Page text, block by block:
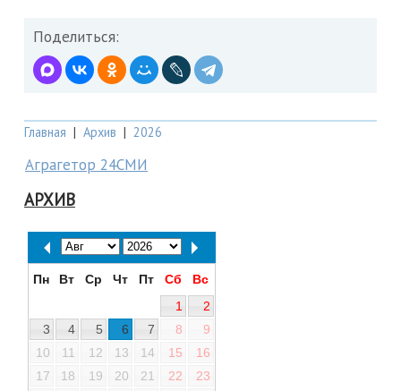
Поделиться:
Главная | Архив | 2026
Аграгетор 24СМИ
АРХИВ
Пн Вт Ср Чт Пт Сб
Вс
1
2
3
4 5 6 7 8
9
10
11 12 13 14 15
16
17
18 19 20 21 22
23